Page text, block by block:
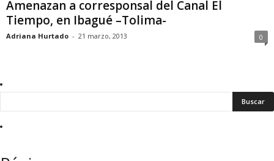
p
e
Amenazan a corresponsal del Canal El
Tiempo, en Ibagué –Tolima-
Adriana Hurtado - 21 marzo, 2013 0